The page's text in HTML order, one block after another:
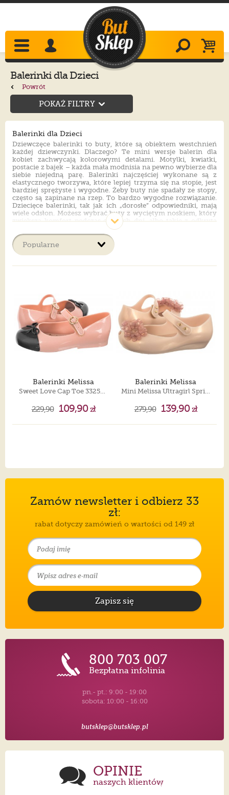
Balerinki dla Dzieci
Powrót
POKAŻ FILTRY
Balerinki dla Dzieci
Dziewczęce balerinki to buty, które są obiektem westchnień
każdej dziewczynki. Dlaczego? Te mini wersje balerin dla
kobiet zachwycają kolorowymi detalami. Motylki, kwiatki,
postacie z bajek – każda mała modnisia na pewno wybierze dla
siebie niejedną parę. Balerinki najczęściej wykonane są z
elastycznego tworzywa, które lepiej trzyma się na stopie, jest
bardziej sprężyste i wygodne. Żeby buty nie spadały ze stopy,
często są zapinane na rzep. To bardzo wygodne rozwiązanie.
Dziecięce balerinki, tak jak ich „dorosłe” odpowiedniki, mają
wiele odsłon. Możesz wybrać buty z wyciętym noskiem, który
zwiększa komfort podczas ciepłych dni, albo takie z odkryta
piętą, które zastępują sandałki. Balerinki to buty, które są
połączeniem wygody, dziewczęcych, bajkowych oczekiwań i
ładnego wyglądu.
Balerinki Melissa
Sweet Love Cap Toe 33258/53888 Glitter Rose/Black
229,90 109,90zł
Balerinki Melissa
Mini Melissa Ultragirl Springt 35708/AT327 Pearly Pink
279,90 139,90zł
Zamów newsletter i odbierz 33
zł:
rabat dotyczy zamówień o wartości od 149 zł
Zapisz się
800 703 007
Bezpłatna infolinia
pn.- pt.: 9:00 - 19:00
sobota: 10:00 - 16:00
butsklep@butsklep.pl
OPINIE
naszych klientów